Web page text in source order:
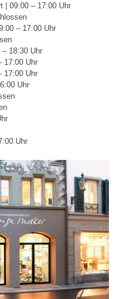
| 09:00 – 17:00 Uhr
– 17:00 Uhr
18:30 Uhr
17:00 Uhr
17:00 Uhr
Uhr
Uhr